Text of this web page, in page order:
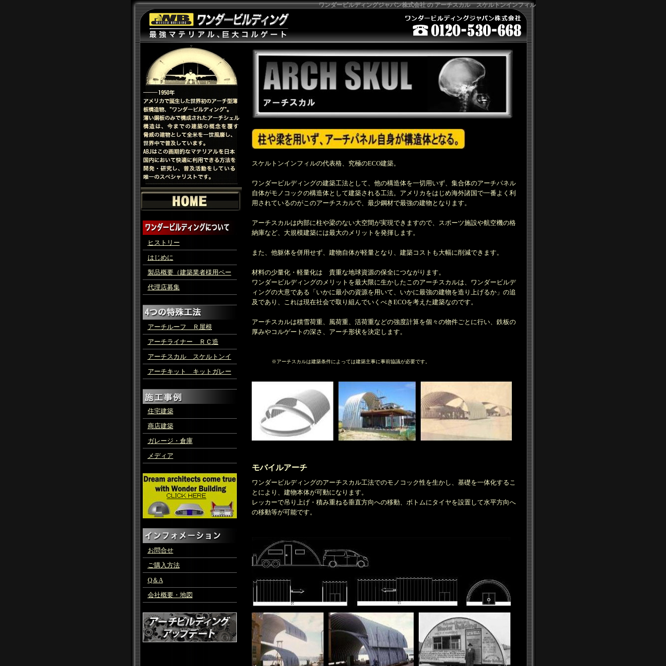
ワンダービルディングジャパン株式会社 の アーチスカル スケルトンインフィル
ヒストリー
はじめに
製品概要（建築業者様用ペー
ジ）
代理店募集
アーチルーフ Ｒ屋根
アーチライナー ＲＣ造
アーチスカル スケルトンイ
ンフィル
アーチキット キットガレー
住宅建築
商店建築
ガレージ・倉庫
メディア
お問合せ
ご購入方法
Q＆A
会社概要・地図
スケルトンインフィルの代表格、究極のECO建築。
ワンダービルディングの建築工法として、他の構造体を一切用いず、集合体のアーチパネル
自体がモノコックの構造体として建築される工法。アメリカをはじめ海外諸国で一番よく利
用されているのがこのアーチスカルで、最少鋼材で最強の建物となります。
アーチスカルは内部に柱や梁のない大空間が実現できますので、スポーツ施設や航空機の格
納庫など、大規模建築には最大のメリットを発揮します。
また、他躯体を併用せず、建物自体が軽量となり、建築コストも大幅に削減できます。
材料の少量化・軽量化は 貴重な地球資源の保全につながります。
ワンダービルディングのメリットを最大限に生かしたこのアーチスカルは、ワンダービルデ
ィングの大意である「いかに最小の資源を用いて、いかに最強の建物を造り上げるか」の追
及であり、これは現在社会で取り組んでいくべきECOを考えた建築なのです。
アーチスカルは積雪荷重、風荷重、活荷重などの強度計算を個々の物件ごとに行い、鉄板の
厚みやコルゲートの深さ、アーチ形状を決定します。
※アーチスカルは建築条件によっては建築主事に事前協議が必要です。
モバイルアーチ
ワンダービルディングのアーチスカル工法でのモノコック性を生かし、基礎を一体化するこ
とにより、建物本体が可動になります。
レッカーで吊り上げ・積み重ねる垂直方向への移動、ボトムにタイヤを設置して水平方向へ
の移動等が可能です。